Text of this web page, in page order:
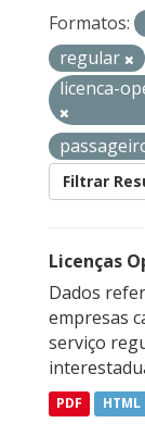
Formatos:
regular
licenca-
Filtrar
Licenças
Dados
empresas
serviço
PDF HTML